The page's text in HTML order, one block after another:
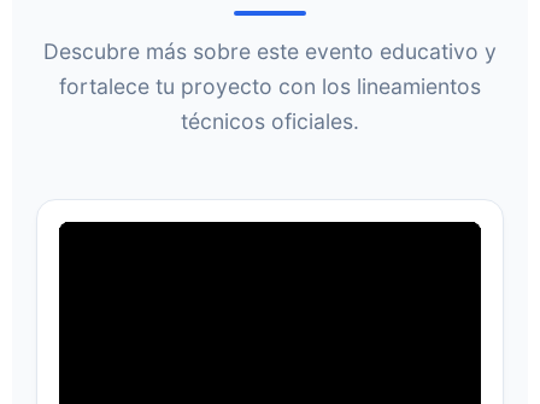
Descubre más sobre este evento educativo y
fortalece tu proyecto con los lineamientos
técnicos oficiales.